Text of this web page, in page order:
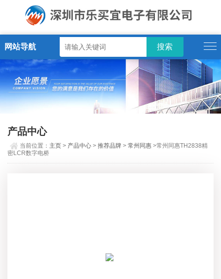
网站导航
产品中心
当前位置： 主页 > 产品中心 >推荐品牌 >常州同惠 >常州同惠TH2838精
密LCR数字电桥